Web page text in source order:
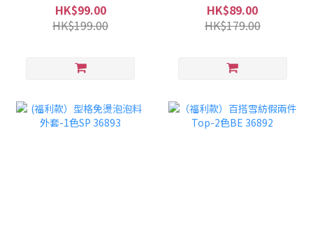
HK$99.00
HK$199.00
HK$89.00
HK$179.00